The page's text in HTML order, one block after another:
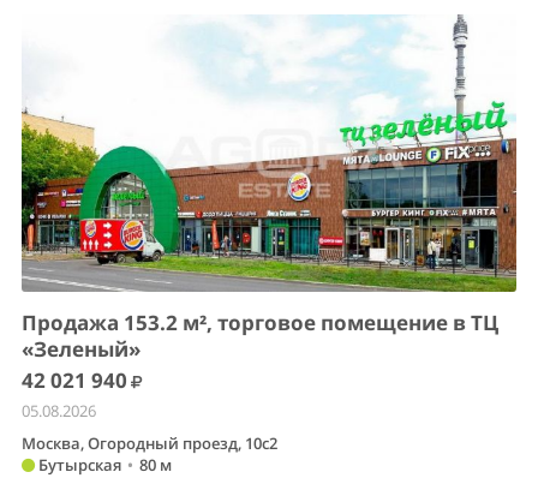
Продажа 153.2 м², торговое помещение в ТЦ
«Зеленый»
42 021 940
05.08.2026
Москва, Огородный проезд, 10с2
Бутырская • 80 м